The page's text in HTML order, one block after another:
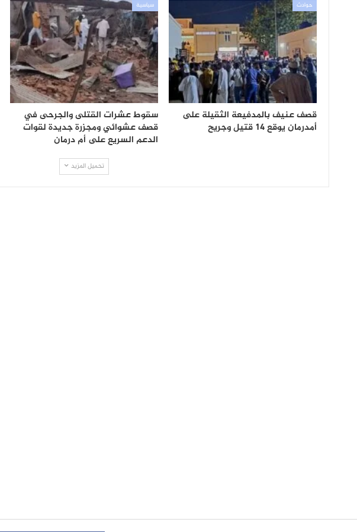
حوادث
قصف عنيف بالمدفيعة الثقيلة على
أمدرمان يوقع 14 قتيل وجريح
سياسية
سقوط عشرات القتلى والجرحى في
قصف عشوائي ومجزرة جديدة لقوات
الدعم السريع على أم درمان
تحميل المزيد